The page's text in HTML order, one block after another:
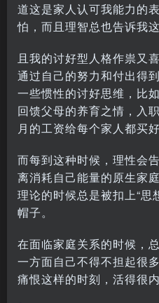
道这是家人认可我能力的
怕，而且理智总也告诉我
且我的讨好型人格作祟又
通过自己的努力和付出得
一些惯性的讨好思维，比
回馈父母的养育之情，入
月的工资给每个家人都
而每到这种时候，理性会
离消耗自己能量的原生家
理论的时候总是被扣上“思
帽子。
在面临家庭关系的时候，
一方面自己不得不担起很
痛恨这样的时刻，活得很内